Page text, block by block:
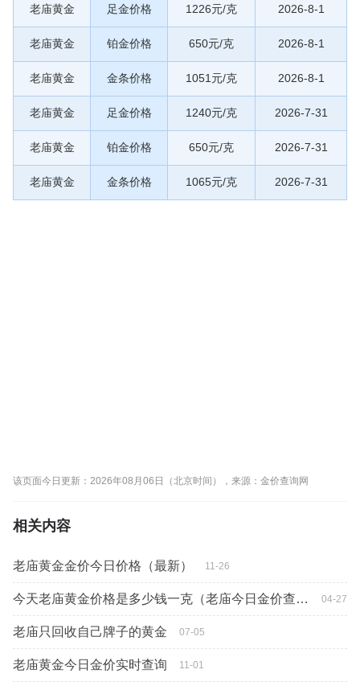
老庙黄金 足金价格 1226元/克 2026-8-1
老庙黄金 铂金价格 650元/克 2026-8-1
老庙黄金 金条价格 1051元/克 2026-8-1
老庙黄金 足金价格 1240元/克 2026-7-31
老庙黄金 铂金价格 650元/克 2026-7-31
老庙黄金 金条价格 1065元/克 2026-7-31
该页面今日更新：2026年08月06日（北京时间），来源：金价查询网
相关内容
老庙黄金金价今日价格（最新） 11-26
今天老庙黄金价格是多少钱一克（老庙今日金价查询表） 04-27
老庙只回收自己牌子的黄金 07-05
老庙黄金今日金价实时查询 11-01